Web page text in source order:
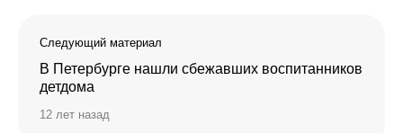
Следующий материал
В Петербурге нашли сбежавших воспитанников
детдома
12 лет назад